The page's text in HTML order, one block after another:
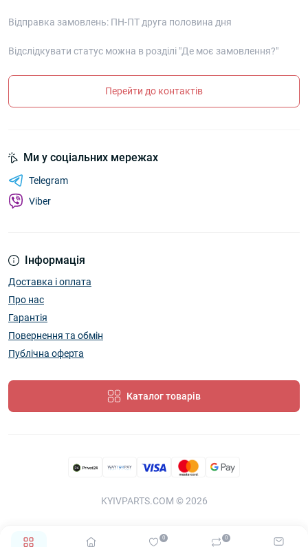
0 0
Відправка замовлень: ПН-ПТ друга половина дня
Відслідкувати статус можна в розділі "Де моє замовлення?"
Перейти до контактів
Інформація
Доставка і оплата
Про нас
Гарантія
Повернення та обмін
Публічна оферта
Каталог товарів
Ми у соціальних мережах
Telegram
Viber
KYIVPARTS.COM © 2026